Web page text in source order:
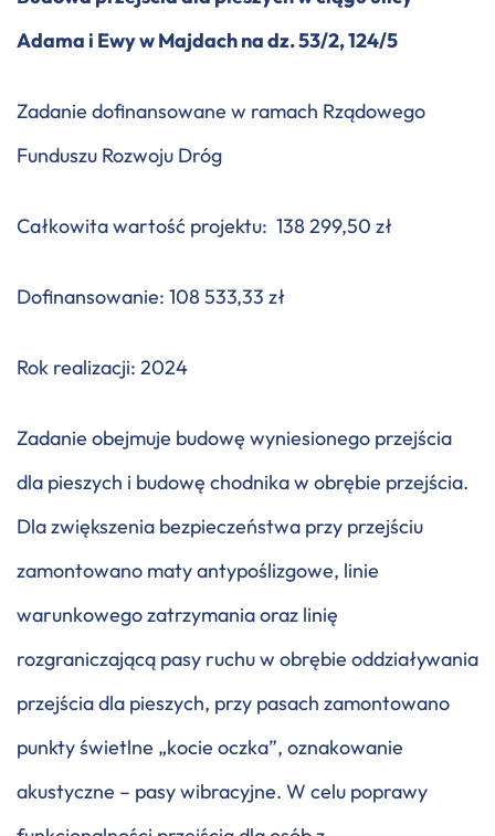
Adama i Ewy w Majdach na dz. 53/2, 124/5
Zadanie dofinansowane w ramach Rządowego
Funduszu Rozwoju Dróg
Całkowita wartość projektu: 138 299,50 zł
Dofinansowanie: 108 533,33 zł
Rok realizacji: 2024
Zadanie obejmuje budowę wyniesionego przejścia
dla pieszych i budowę chodnika w obrębie przejścia.
Dla zwiększenia bezpieczeństwa przy przejściu
zamontowano maty antypoślizgowe, linie
warunkowego zatrzymania oraz linię
rozgraniczającą pasy ruchu w obrębie oddziaływania
przejścia dla pieszych, przy pasach zamontowano
punkty świetlne „kocie oczka”, oznakowanie
akustyczne – pasy wibracyjne. W celu poprawy